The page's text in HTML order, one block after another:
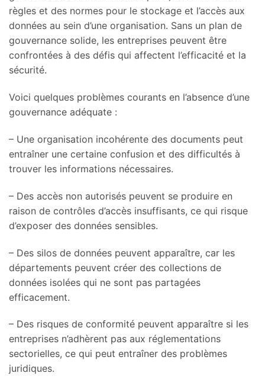
règles et des normes pour le stockage et l’accès aux
données au sein d’une organisation. Sans un plan de
gouvernance solide, les entreprises peuvent être
confrontées à des défis qui affectent l’efficacité et la
sécurité.
Voici quelques problèmes courants en l’absence d’une
gouvernance adéquate :
– Une organisation incohérente des documents peut
entraîner une certaine confusion et des difficultés à
trouver les informations nécessaires.
– Des accès non autorisés peuvent se produire en
raison de contrôles d’accès insuffisants, ce qui risque
d’exposer des données sensibles.
– Des silos de données peuvent apparaître, car les
départements peuvent créer des collections de
données isolées qui ne sont pas partagées
efficacement.
– Des risques de conformité peuvent apparaître si les
entreprises n’adhèrent pas aux réglementations
sectorielles, ce qui peut entraîner des problèmes
juridiques.